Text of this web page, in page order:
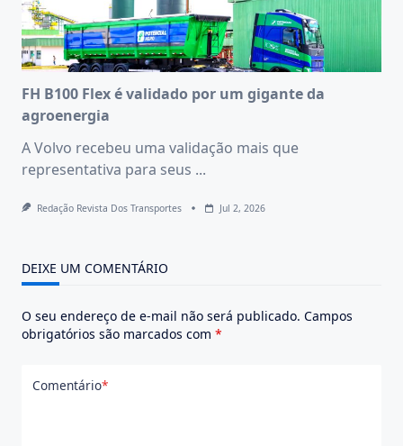
FH B100 Flex é validado por um gigante da
agroenergia
A Volvo recebeu uma validação mais que
representativa para seus ...
Redação Revista Dos Transportes Jul 2, 2026
DEIXE UM COMENTÁRIO
O seu endereço de e-mail não será publicado. Campos
obrigatórios são marcados com *
Comentário*